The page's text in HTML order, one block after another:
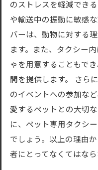
のストレスを軽減でき
や輸送中の振動に敏感
バーは、動物に対する
ます。また、タクシー
ゃを用意することもで
間を提供します。 さら
のイベントへの参加な
愛するペットとの大切
に、ペット専用タクシ
でしょう。以上の理由
者にとってなくてはなら